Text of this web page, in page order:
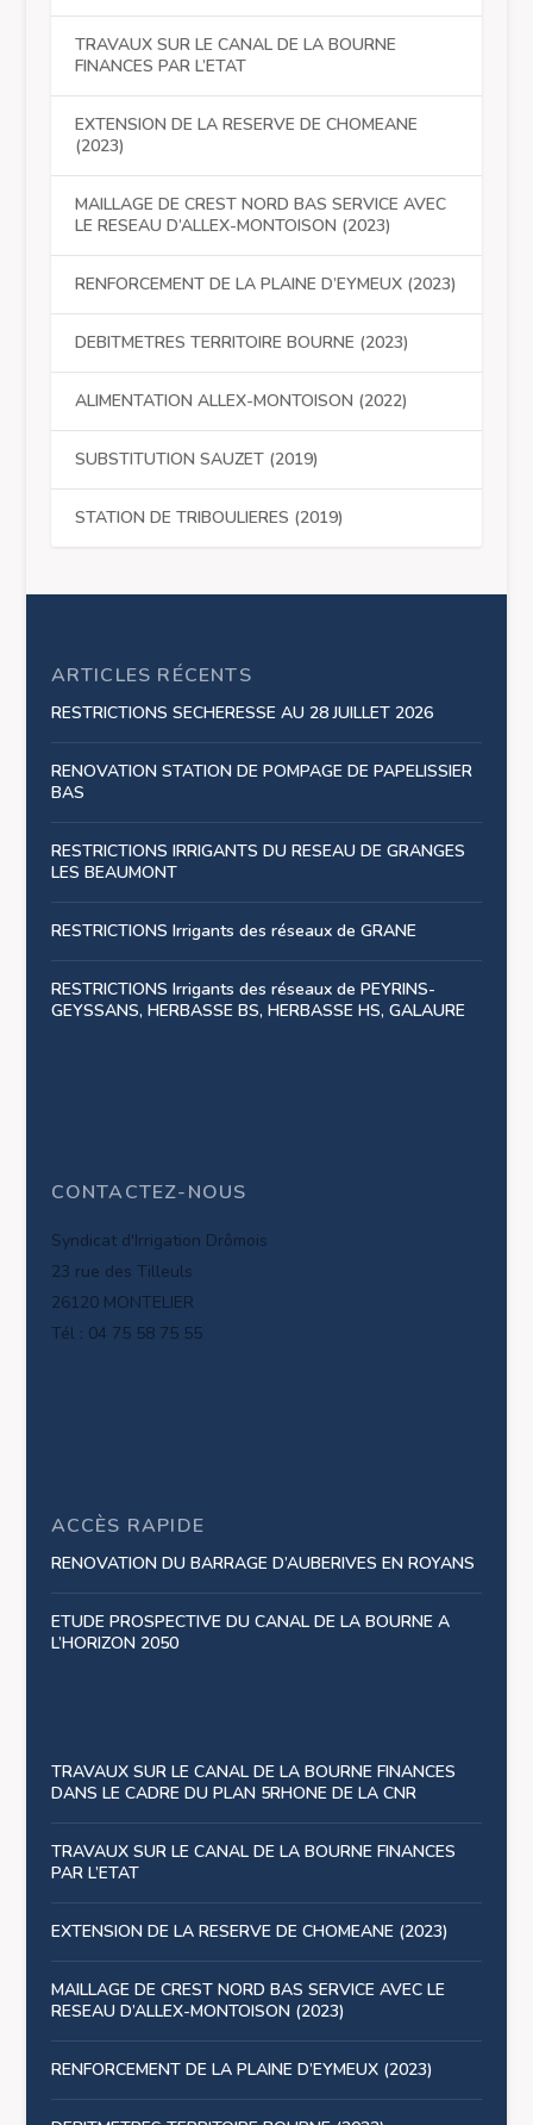
TRAVAUX SUR LE CANAL DE LA BOURNE
FINANCES PAR L’ETAT
EXTENSION DE LA RESERVE DE CHOMEANE
(2023)
MAILLAGE DE CREST NORD BAS SERVICE AVEC
LE RESEAU D’ALLEX-MONTOISON (2023)
RENFORCEMENT DE LA PLAINE D’EYMEUX (2023)
DEBITMETRES TERRITOIRE BOURNE (2023)
ALIMENTATION ALLEX-MONTOISON (2022)
SUBSTITUTION SAUZET (2019)
STATION DE TRIBOULIERES (2019)
ARTICLES RÉCENTS
RESTRICTIONS SECHERESSE AU 28 JUILLET 2026
RENOVATION STATION DE POMPAGE DE PAPELISSIER
BAS
RESTRICTIONS IRRIGANTS DU RESEAU DE GRANGES
LES BEAUMONT
RESTRICTIONS Irrigants des réseaux de GRANE
RESTRICTIONS Irrigants des réseaux de PEYRINS-
GEYSSANS, HERBASSE BS, HERBASSE HS, GALAURE
CONTACTEZ-NOUS
Syndicat d'Irrigation Drômois
23 rue des Tilleuls
26120 MONTELIER
Tél : 04 75 58 75 55
ACCÈS RAPIDE
RENOVATION DU BARRAGE D’AUBERIVES EN ROYANS
ETUDE PROSPECTIVE DU CANAL DE LA BOURNE A
L’HORIZON 2050
TRAVAUX SUR LE CANAL DE LA BOURNE FINANCES
DANS LE CADRE DU PLAN 5RHONE DE LA CNR
TRAVAUX SUR LE CANAL DE LA BOURNE FINANCES
PAR L’ETAT
EXTENSION DE LA RESERVE DE CHOMEANE (2023)
MAILLAGE DE CREST NORD BAS SERVICE AVEC LE
RESEAU D’ALLEX-MONTOISON (2023)
RENFORCEMENT DE LA PLAINE D’EYMEUX (2023)